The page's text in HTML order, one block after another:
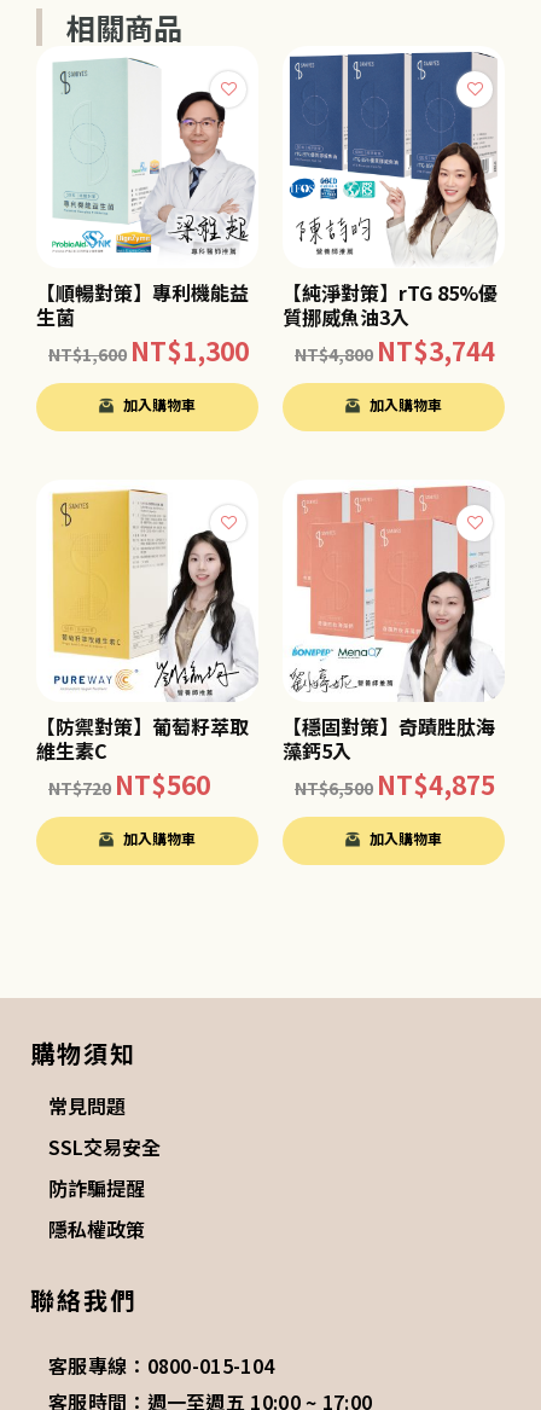
相關商品
【順暢對策】專利機能益
生菌
NT$1,600 NT$1,300
加入購物車
【純淨對策】rTG 85%優
質挪威魚油3入
NT$4,800 NT$3,744
加入購物車
【防禦對策】葡萄籽萃取
維生素C
NT$720 NT$560
加入購物車
【穩固對策】奇蹟胜肽海
藻鈣5入
NT$6,500 NT$4,875
加入購物車
購物須知
常見問題
SSL交易安全
防詐騙提醒
隱私權政策
聯絡我們
客服專線：0800-015-104
客服時間：週一至週五 10:00 ~ 17:00